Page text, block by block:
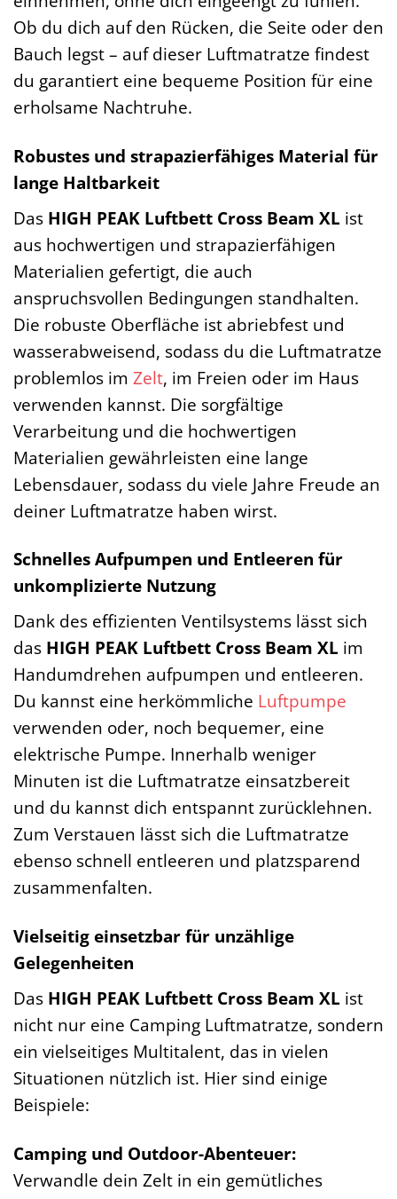
Ob du dich auf den Rücken, die Seite oder den
Bauch legst – auf dieser Luftmatratze findest
du garantiert eine bequeme Position für eine
erholsame Nachtruhe.
Robustes und strapazierfähiges Material für
lange Haltbarkeit
Das HIGH PEAK Luftbett Cross Beam XL ist
aus hochwertigen und strapazierfähigen
Materialien gefertigt, die auch
anspruchsvollen Bedingungen standhalten.
Die robuste Oberfläche ist abriebfest und
wasserabweisend, sodass du die Luftmatratze
problemlos im Zelt, im Freien oder im Haus
verwenden kannst. Die sorgfältige
Verarbeitung und die hochwertigen
Materialien gewährleisten eine lange
Lebensdauer, sodass du viele Jahre Freude an
deiner Luftmatratze haben wirst.
Schnelles Aufpumpen und Entleeren für
unkomplizierte Nutzung
Dank des effizienten Ventilsystems lässt sich
das HIGH PEAK Luftbett Cross Beam XL im
Handumdrehen aufpumpen und entleeren.
Du kannst eine herkömmliche Luftpumpe
verwenden oder, noch bequemer, eine
elektrische Pumpe. Innerhalb weniger
Minuten ist die Luftmatratze einsatzbereit
und du kannst dich entspannt zurücklehnen.
Zum Verstauen lässt sich die Luftmatratze
ebenso schnell entleeren und platzsparend
zusammenfalten.
Vielseitig einsetzbar für unzählige
Gelegenheiten
Das HIGH PEAK Luftbett Cross Beam XL ist
nicht nur eine Camping Luftmatratze, sondern
ein vielseitiges Multitalent, das in vielen
Situationen nützlich ist. Hier sind einige
Beispiele:
Camping und Outdoor-Abenteuer:
Verwandle dein Zelt in ein gemütliches